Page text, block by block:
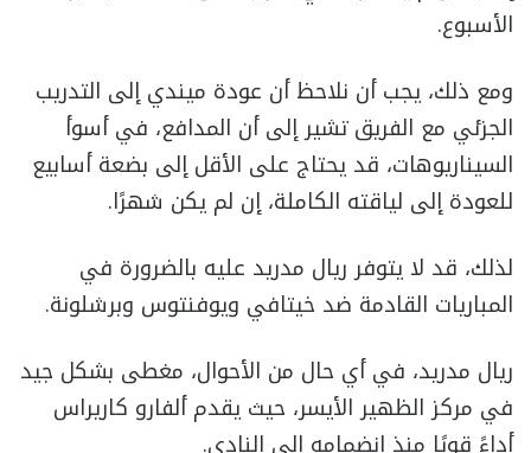
الأسبوع.
ومع ذلك، يجب أن نلاحظ أن عودة ميندي إلى التدريب
الجزئي مع الفريق تشير إلى أن المدافع، في أسوأ
السيناريوهات، قد يحتاج على الأقل إلى بضعة أسابيع
للعودة إلى لياقته الكاملة، إن لم يكن شهرًا.
لذلك، قد لا يتوفر ريال مدريد عليه بالضرورة في
المباريات القادمة ضد خيتافي ويوفنتوس وبرشلونة.
ريال مدريد، في أي حال من الأحوال، مغطى بشكل جيد
في مركز الظهير الأيسر، حيث يقدم ألفارو كاريراس